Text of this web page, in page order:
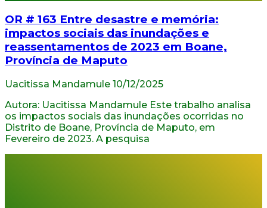
OR # 163 Entre desastre e memória:
impactos sociais das inundações e
reassentamentos de 2023 em Boane,
Província de Maputo
Uacitissa Mandamule 10/12/2025
Autora: Uacitissa Mandamule Este trabalho analisa
os impactos sociais das inundações ocorridas no
Distrito de Boane, Província de Maputo, em
Fevereiro de 2023. A pesquisa